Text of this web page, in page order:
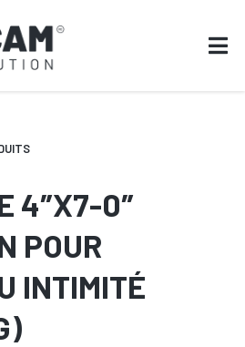
4″X7-0″
POUR
INTIMITÉ